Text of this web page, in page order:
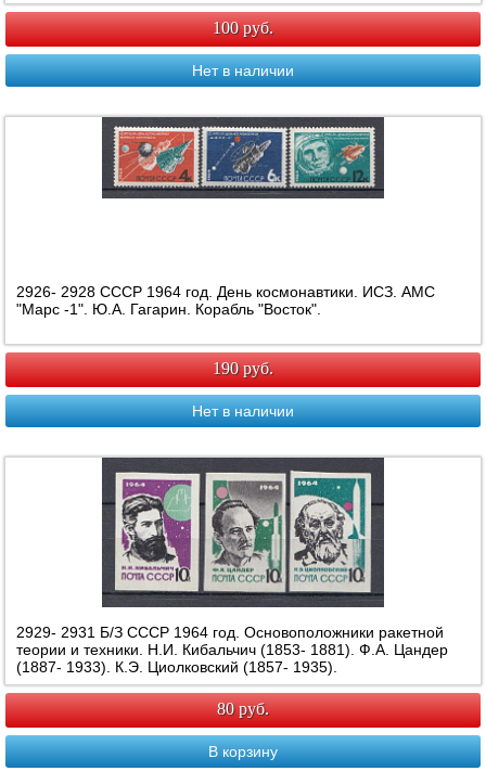
100 руб.
Нет в наличии
2926- 2928 СССР 1964 год. День космонавтики. ИСЗ. АМС
"Марс -1". Ю.А. Гагарин. Корабль "Восток".
190 руб.
Нет в наличии
2929- 2931 Б/З СССР 1964 год. Основоположники ракетной
теории и техники. Н.И. Кибальчич (1853- 1881). Ф.А. Цандер
(1887- 1933). К.Э. Циолковский (1857- 1935).
80 руб.
В корзину